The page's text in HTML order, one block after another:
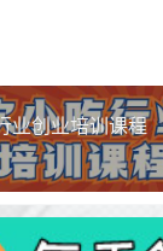
业创业培训课程